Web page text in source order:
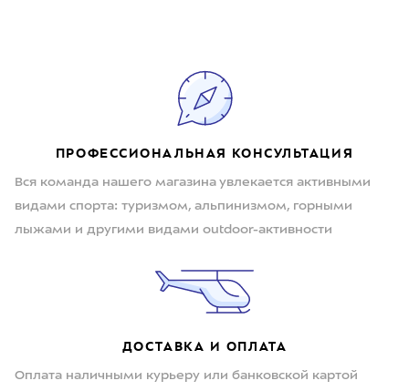
ПРОФЕССИОНАЛЬНАЯ КОНСУЛЬТАЦИЯ
Вся команда нашего магазина увлекается активными
видами спорта: туризмом, альпинизмом, горными
лыжами и другими видами outdoor-активности
ДОСТАВКА И ОПЛАТА
Оплата наличными курьеру или банковской картой